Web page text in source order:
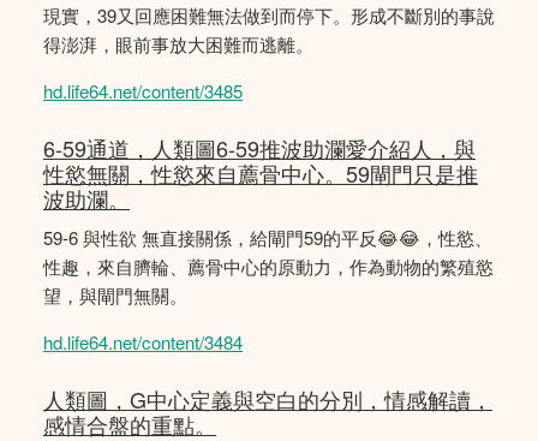
現實，39又回應困難無法做到而停下。形成不斷別的事說
得澎湃，眼前事放大困難而逃離。
hd.life64.net/content/3485
6-59通道，人類圖6-59推波助瀾愛介紹人，與
性慾無關，性慾來自薦骨中心。59閘門只是推
波助瀾。
59-6 與性欲 無直接關係，給閘門59的平反😂😂，性慾、
性趣，來自臍輪、薦骨中心的原動力，作為動物的繁殖慾
望，與閘門無關。
hd.life64.net/content/3484
人類圖，G中心定義與空白的分別，情感解讀，
感情合盤的重點。